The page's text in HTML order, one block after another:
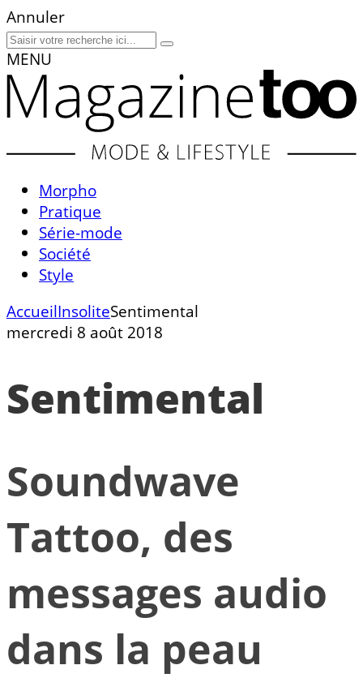
Annuler
MENU
Morpho
Pratique
Série-mode
Société
Style
AccueilInsoliteSentimental
mercredi 8 août 2018
Sentimental
Soundwave
Tattoo, des
messages audio
dans la peau